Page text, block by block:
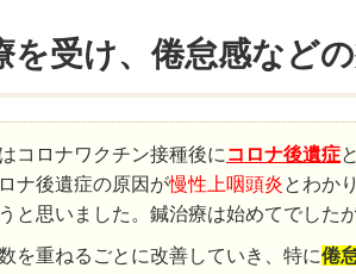
を受け、倦怠感など
コロナワクチン接種後に コロナ後遺症
ナ後遺症の原因が慢性上咽頭炎とわか
と思いました。鍼治療は始めてでした
を重ねるごとに改善していき、特に倦